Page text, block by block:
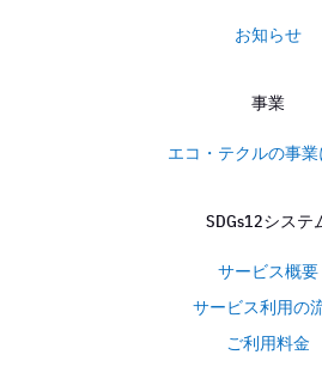
お知らせ
事業
エコ・テクルの事業
SDGs12システ
サービス概要
サービス利用の
ご利用料金